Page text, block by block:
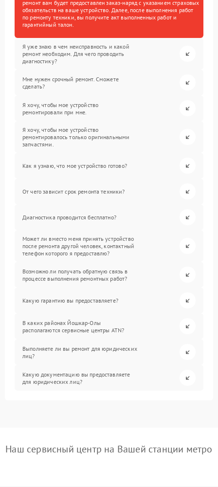
ремонт вам будет предоставлен заказ-наряд с указанием страховых
обязательств на ваше устройство. Далее, после выполнения работ
по ремонту техники, вы получите акт выполненных работ и
гарантийный талон.
Я уже знаю в чем неисправность и какой
ремонт необходим. Для чего проводить
диагностику?
Мне нужен срочный ремонт. Сможете
сделать?
Я хочу, чтобы мое устройство
ремонтировали при мне.
Я хочу, чтобы мое устройство
ремонтировалось только оригинальными
запчастями.
Как я узнаю, что мое устройство готово?
От чего зависит срок ремонта техники?
Диагностика проводится бесплатно?
Может ли вместо меня принять устройство
после ремонта другой человек, контактный
телефон которого я предоставлю?
Возможно ли получать обратную связь в
процессе выполнения ремонтных работ?
Какую гарантию вы предоставляете?
В каких районах Йошкар-Олы
располагаются сервисные центры ATN?
Выполняете ли вы ремонт для юридических
лиц?
Какую документацию вы предоставляете
для юридических лиц?
Наш сервисный центр на Вашей станции метро